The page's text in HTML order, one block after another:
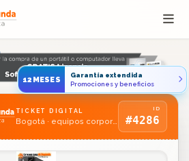
TICKET DIGITAL
Bogotá · equipos corporativos usados
ID
#4286
12MESES
Garantía extendida
Promociones y beneficios